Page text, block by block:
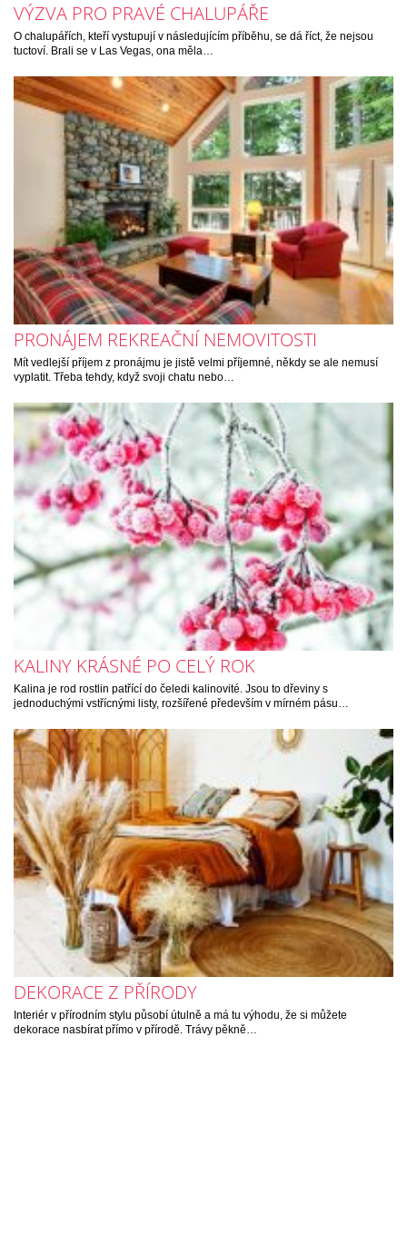
VÝZVA PRO PRAVÉ CHALUPÁŘE
O chalupářích, kteří vystupují v následujícím příběhu, se dá říct, že nejsou
tuctoví. Brali se v Las Vegas, ona měla…
PRONÁJEM REKREAČNÍ NEMOVITOSTI
Mít vedlejší příjem z pronájmu je jistě velmi příjemné, někdy se ale nemusí
vyplatit. Třeba tehdy, když svoji chatu nebo…
KALINY KRÁSNÉ PO CELÝ ROK
Kalina je rod rostlin patřící do čeledi kalinovité. Jsou to dřeviny s
jednoduchými vstřícnými listy, rozšířené především v mírném pásu…
DEKORACE Z PŘÍRODY
Interiér v přírodním stylu působí útulně a má tu výhodu, že si můžete
dekorace nasbírat přímo v přírodě. Trávy pěkně…